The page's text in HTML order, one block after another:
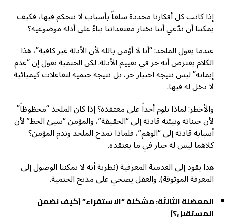
إذا كانت كل أفكارنا محددة سلفاً بأسباب لا نتحكم فيها، فكيف
يمكننا أن ندّعي أننا نختار معتقداتنا بناءً على أدلة موضوعية؟
عندما يقول الملحد: “أنا لا أؤمن بالله لأن الأدلة غير كافية”، هذا
الكلام يفترض أنه حر في تقييم الأدلة. لكن الحتمية تقول إن “عدم
إيمانه” ليس نتيجة اختيار حر، بل نتيجة حتمية لتفاعلات كيميائية
لا دخل له فيها.
والأخطر: لماذا نلوم أحداً على معتقده؟ إذا كان الملحد “محظوظاً”
لأن جيناته وبيئته قادته إلى “الحقيقة”، والمؤمن “سيئ الحظ” لأن
أسبابه قادته إلى “الوهم”، فلماذا نمدح الملحد ونذم المؤمن؟
كلاهما ليس له خيار في ما يعتقده.
هذا يقود إلى العدمية المعرفية (نظرية أنه لا يمكننا الوصول إلى
المعرفة الموثوقة). والعقل يضحي على مذبح الحتمية.
المعضلة الثالثة: مشكلة “الاستقراء” (كيف نضمن
المستقبل؟)